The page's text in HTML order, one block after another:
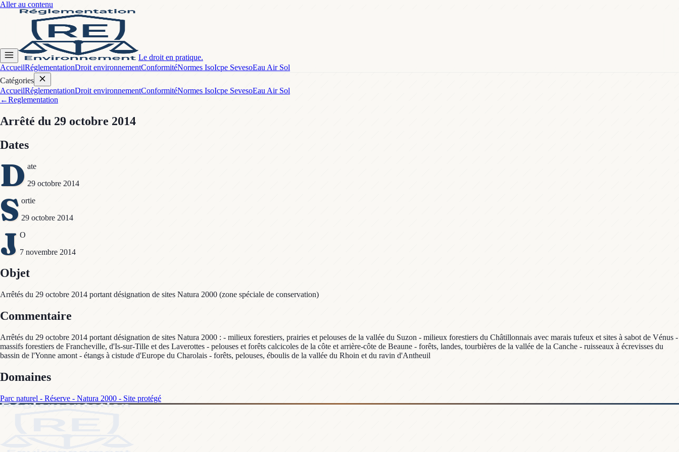
Aller au contenu
Le droit en pratique.
AccueilRéglementationDroit environnementConformitéNormes IsoIcpe SevesoEau Air Sol
Catégories
AccueilRéglementationDroit environnementConformitéNormes IsoIcpe SevesoEau Air Sol
←Reglementation
Arrêté du 29 octobre 2014
Dates
D ate
29 octobre 2014
S ortie
29 octobre 2014
J O
7 novembre 2014
Objet
Arrêtés du 29 octobre 2014 portant désignation de sites Natura 2000 (zone spéciale de conservation)
Commentaire
Arrêtés du 29 octobre 2014 portant désignation de sites Natura 2000 : - milieux forestiers, prairies et pelouses de la vallée du Suzon - milieux forestiers du Châtillonnais avec marais tufeux et sites à sabot de Vénus -
massifs forestiers de Francheville, d'Is-sur-Tille et des Laverottes - pelouses et forêts calcicoles de la côte et arrière-côte de Beaune - forêts, landes, tourbières de la vallée de la Canche - ruisseaux à écrevisses du
bassin de l'Yonne amont - étangs à cistude d'Europe du Charolais - forêts, pelouses, éboulis de la vallée du Rhoin et du ravin d'Antheuil
Domaines
Parc naturel - Réserve - Natura 2000 - Site protégé